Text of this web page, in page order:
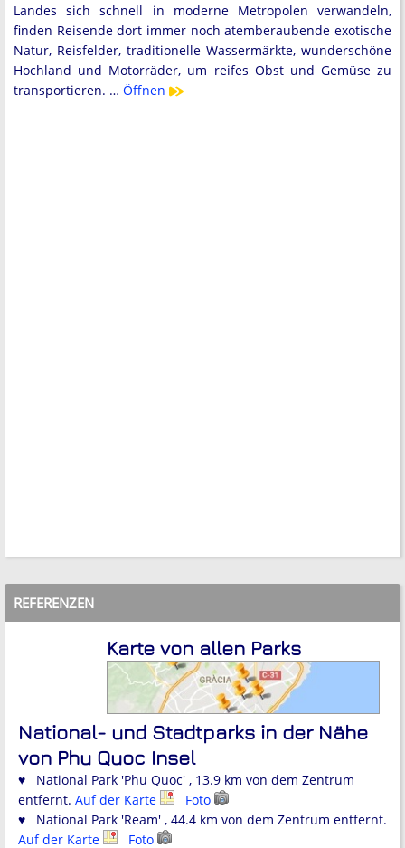
Landes sich schnell in moderne Metropolen verwandeln,
finden Reisende dort immer noch atemberaubende exotische
Natur, Reisfelder, traditionelle Wassermärkte, wunderschöne
Hochland und Motorräder, um reifes Obst und Gemüse zu
transportieren. … Öffnen
REFERENZEN
Karte von allen Parks
National- und Stadtparks in der Nähe
von Phu Quoc Insel
♥ National Park 'Phu Quoc' , 13.9 km von dem Zentrum
entfernt. Auf der Karte
Foto
♥ National Park 'Ream' , 44.4 km von dem Zentrum entfernt.
Auf der Karte
Foto